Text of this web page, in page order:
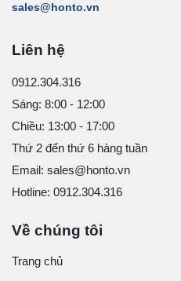
sales@honto.vn
Liên hệ
0912.304.316
Sáng: 8:00 - 12:00
Chiều: 13:00 - 17:00
Thứ 2 đến thứ 6 hàng tuần
Email: sales@honto.vn
Hotline: 0912.304.316
Về chúng tôi
Trang chủ